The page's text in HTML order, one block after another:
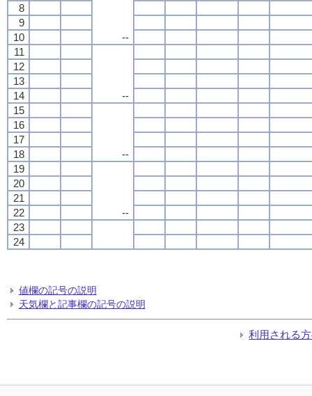
--
8
9
10
11
--
12
13
14
15
--
16
17
18
19
--
20
21
22
23
24
値欄の記号の説明
天気欄と記事欄の記号の説明
利用される